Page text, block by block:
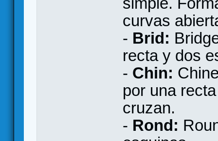
curvas
- Brid:
recta y dos
- Chin:
por una
cruzan.
- Rond: